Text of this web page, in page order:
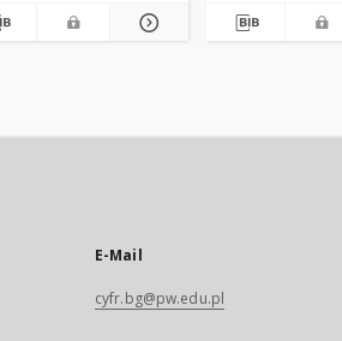
E-Mail
cyfr.bg@pw.edu.pl